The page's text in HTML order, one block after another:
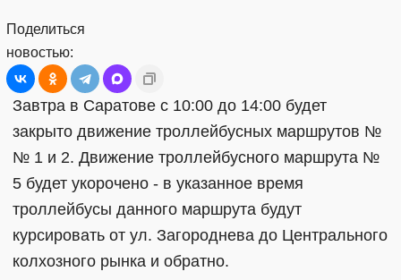
Поделиться
новостью:
Завтра в Саратове с 10:00 до 14:00 будет
закрыто движение троллейбусных маршрутов №
№ 1 и 2. Движение троллейбусного маршрута №
5 будет укорочено - в указанное время
троллейбусы данного маршрута будут
курсировать от ул. Загороднева до Центрального
колхозного рынка и обратно.